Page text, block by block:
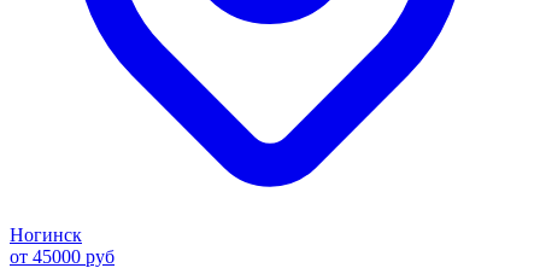
Ногинск
от 45000 руб